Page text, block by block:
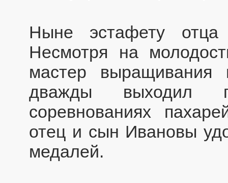
Ныне эстафету
Несмотря на
мастер выращивания
дважды выходил
соревнованиях
отец и сын Ивановы
медалей.